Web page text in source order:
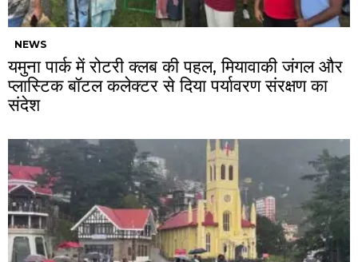
NEWS
यमुना पार्क में रोटरी क्लब की पहल, मियावाकी जंगल और
प्लास्टिक बॉटल कलेक्टर से दिया पर्यावरण संरक्षण का
संदेश